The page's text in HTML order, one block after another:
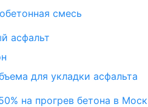
смесь
асфальт
для укладки асфальта
на прогрев бетона в